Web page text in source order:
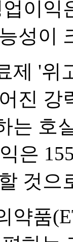
이익
성이
제 '위
진 강
는 호
은
것으
약품